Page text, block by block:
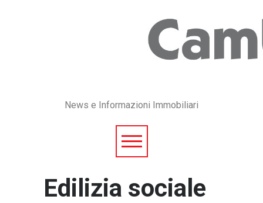
News e Informazioni Immobiliari
Edilizia sociale